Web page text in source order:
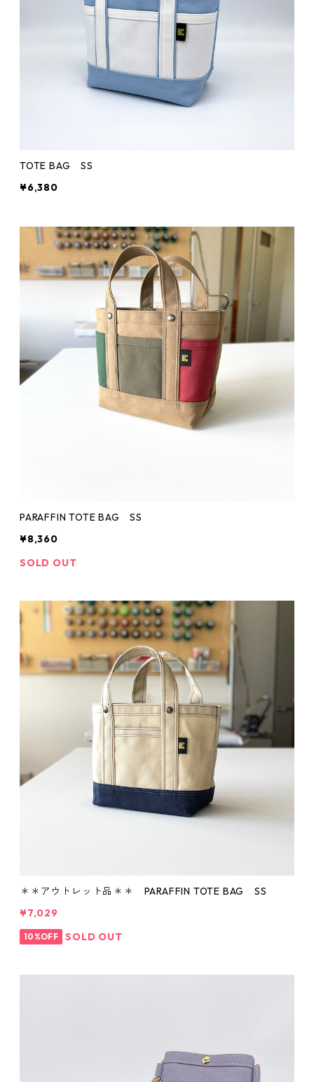
TOTE BAG SS
¥6,380
PARAFFIN TOTE BAG SS
¥8,360
SOLD OUT
＊＊アウトレット品＊＊ PARAFFIN TOTE BAG SS
¥7,029
10%OFF SOLD OUT